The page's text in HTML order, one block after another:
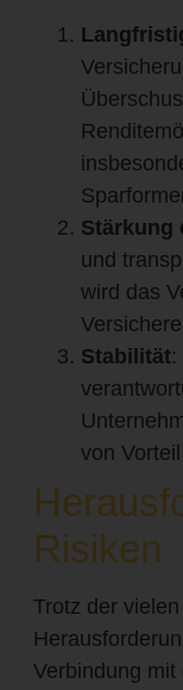
Stärkung
und
wird das
Stabilität:
von
Risiken
Trotz der
Verbindung mit